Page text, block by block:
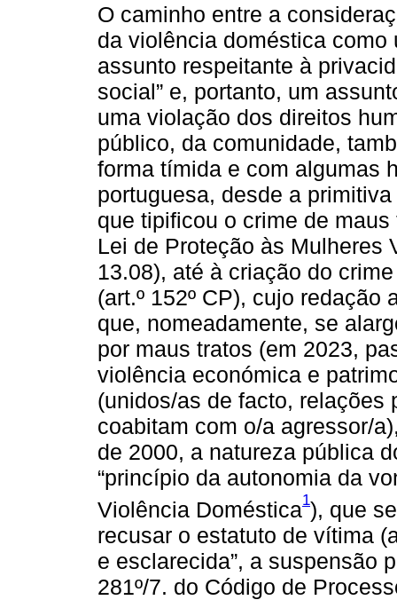
O caminho entre a
da violência doméstica como
assunto respeitante à
social” e, portanto, um
uma violação dos direitos
público, da comunidade,
forma tímida e com algumas
portuguesa, desde a
que tipificou o crime de
Lei de Proteção às Mulheres
13.08), até à criação do
(art.º 152º CP), cujo
que, nomeadamente, se
por maus tratos (em 2023,
violência económica e
(unidos/as de facto, relações
coabitam com o/a agressor/
de 2000, a natureza pública
“princípio da autonomia da
Violência Doméstica1), que
recusar o estatuto de vítima
e esclarecida”, a suspensão
281º/7. do Código de